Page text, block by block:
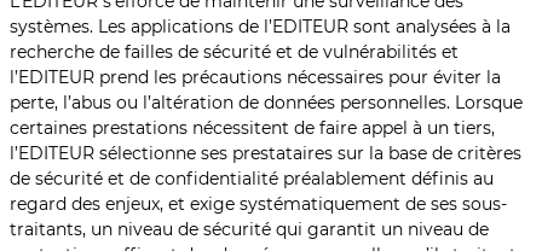
systèmes. Les applications de l’EDITEUR sont analysées à la
recherche de failles de sécurité et de vulnérabilités et
l’EDITEUR prend les précautions nécessaires pour éviter la
perte, l’abus ou l’altération de données personnelles. Lorsque
certaines prestations nécessitent de faire appel à un tiers,
l’EDITEUR sélectionne ses prestataires sur la base de critères
de sécurité et de confidentialité préalablement définis au
regard des enjeux, et exige systématiquement de ses sous-
traitants, un niveau de sécurité qui garantit un niveau de